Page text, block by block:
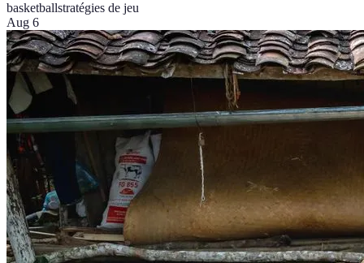
basketballstratégies de jeu
Aug 6